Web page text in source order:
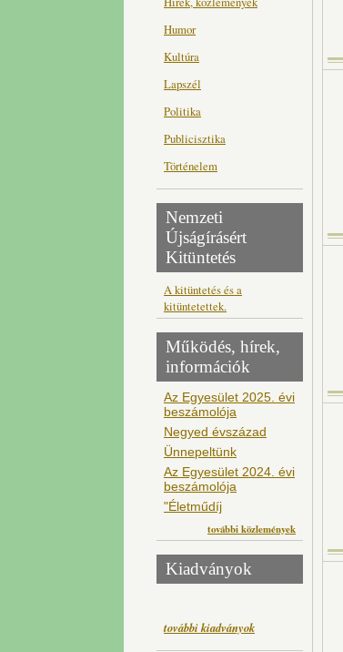
Humor
Kultúra
Lapszél
Politika
Publicisztika
Történelem
Nemzeti
Újságírásért
Kitüntetés
A kitüntetés és a
kitüntetettek.
Működés, hírek,
információk
Az Egyesület 2025. évi
beszámolója
Negyed évszázad
Ünnepeltünk
Az Egyesület 2024. évi
beszámolója
"Életműdíj
további közlemények
Kiadványok
további kiadványok